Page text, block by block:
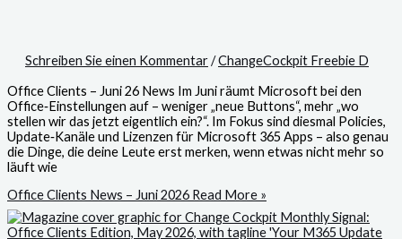
Schreiben Sie einen Kommentar/ChangeCockpit Freebie D
Office Clients – Juni 26 News Im Juni räumt Microsoft bei den
Office‑Einstellungen auf – weniger „neue Buttons“, mehr „wo
stellen wir das jetzt eigentlich ein?“. Im Fokus sind diesmal Policies,
Update‑Kanäle und Lizenzen für Microsoft 365 Apps – also genau
die Dinge, die deine Leute erst merken, wenn etwas nicht mehr so
läuft wie
Office Clients News – Juni 2026 Read More »